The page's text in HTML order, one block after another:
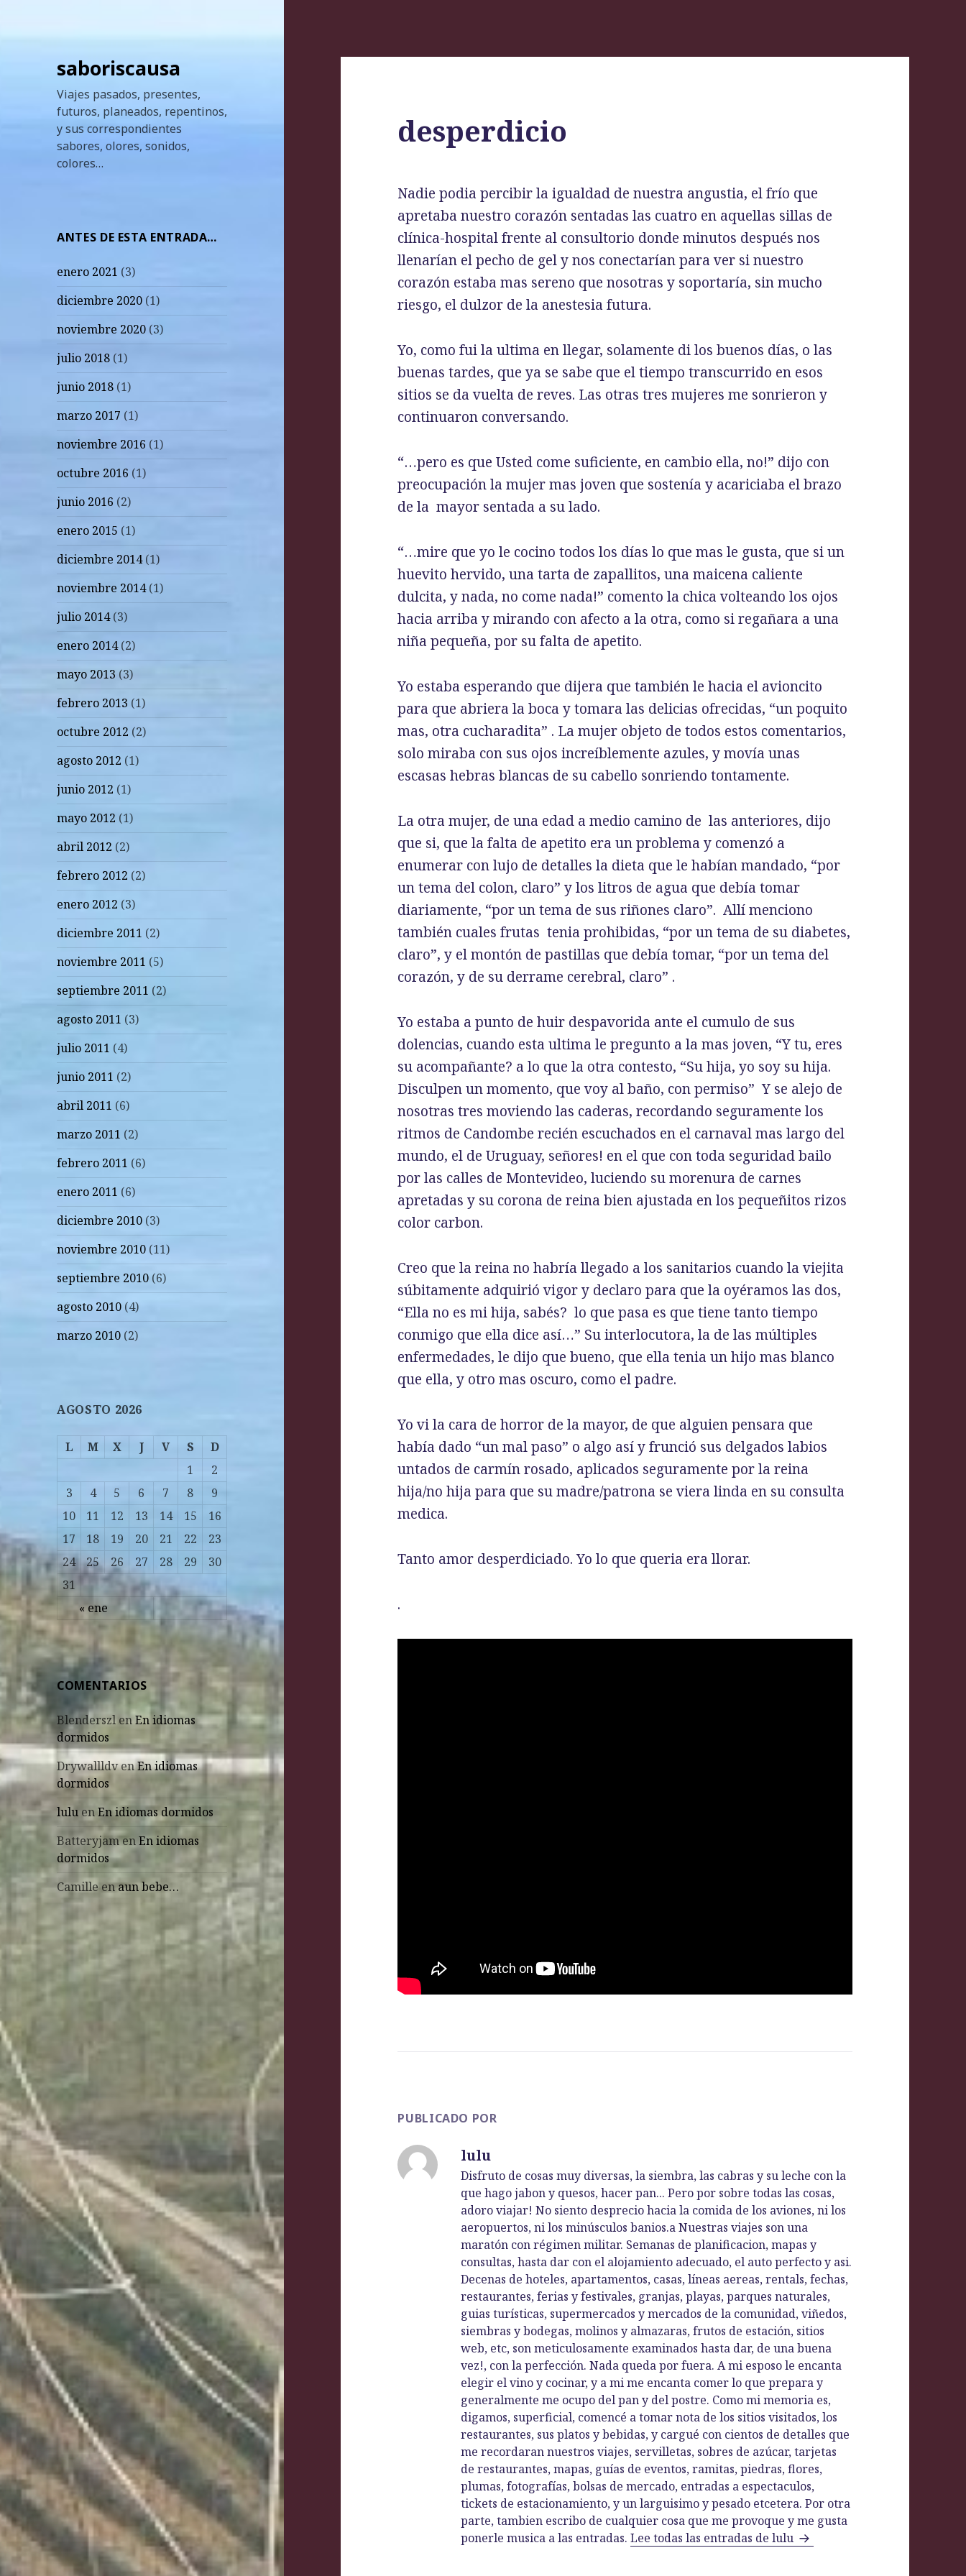
saboriscausa
Viajes pasados, presentes,
futuros, planeados, repentinos,
y sus correspondientes
sabores, olores, sonidos,
colores…
ANTES DE ESTA ENTRADA…
enero 2021 (3)
diciembre 2020 (1)
noviembre 2020 (3)
julio 2018 (1)
junio 2018 (1)
marzo 2017 (1)
noviembre 2016 (1)
octubre 2016 (1)
junio 2016 (2)
enero 2015 (1)
diciembre 2014(1)
noviembre 2014(1)
julio 2014(3)
enero 2014(2)
mayo 2013 (3)
febrero 2013 (1)
octubre 2012 (2)
agosto 2012 (1)
junio 2012 (1)
mayo 2012 (1)
abril 2012 (2)
febrero 2012 (2)
enero 2012 (3)
diciembre 2011 (2)
noviembre 2011 (5)
septiembre 2011 (2)
agosto 2011 (3)
julio 2011 (4)
junio 2011 (2)
abril 2011 (6)
marzo 2011 (2)
febrero 2011 (6)
enero 2011 (6)
diciembre 2010 (3)
noviembre 2010 (11)
septiembre 2010 (6)
agosto 2010 (4)
marzo 2010 (2)
AGOSTO 2026
L M X J V S D
« ene
1
2
3
4 5 6 7 8
9
10
11 12 13 14 15
16
17
18 19 20 21 22
23
24
25 26 27 28 29
30
31
COMENTARIOS
Blenderszl enEn idiomas
dormidos
DrywallldvenEn idiomas
dormidos
lulu enEn idiomas dormidos
BatteryjamenEn idiomas
dormidos
Camilleenaun bebe…
desperdicio
Nadie podia percibir la igualdad de nuestra angustia, el frío que
apretaba nuestro corazón sentadas las cuatro en aquellas sillas de
clínica-hospital frente al consultorio donde minutos después nos
llenarían el pecho de gel y nos conectarían para ver si nuestro
corazón estaba mas sereno que nosotras y soportaría, sin mucho
riesgo, el dulzor de la anestesia futura.
Yo, como fui la ultima en llegar, solamente di los buenos días, o las
buenas tardes, que ya se sabe que el tiempo transcurrido en esos
sitios se da vuelta de reves. Las otras tres mujeres me sonrieron y
continuaron conversando.
“…pero es que Usted come suficiente, en cambio ella, no!” dijo con
preocupación la mujer mas joven que sostenía y acariciaba el brazo
de la mayor sentada a su lado.
“…mire que yo le cocino todos los días lo que mas le gusta, que si un
huevito hervido, una tarta de zapallitos, una maicena caliente
dulcita, y nada, no come nada!” comento la chica volteando los ojos
hacia arriba y mirando con afecto a la otra, como si regañara a una
niña pequeña, por su falta de apetito.
Yo estaba esperando que dijera que también le hacia el avioncito
para que abriera la boca y tomara las delicias ofrecidas, “un poquito
mas, otra cucharadita” . La mujer objeto de todos estos comentarios,
solo miraba con sus ojos increíblemente azules, y movía unas
escasas hebras blancas de su cabello sonriendo tontamente.
La otra mujer, de una edad a medio camino de las anteriores, dijo
que si, que la falta de apetito era un problema y comenzó a
enumerar con lujo de detalles la dieta que le habían mandado, “por
un tema del colon, claro” y los litros de agua que debía tomar
diariamente, “por un tema de sus riñones claro”. Allí menciono
también cuales frutas tenia prohibidas, “por un tema de su diabetes,
claro”, y el montón de pastillas que debía tomar, “por un tema del
corazón, y de su derrame cerebral, claro” .
Yo estaba a punto de huir despavorida ante el cumulo de sus
dolencias, cuando esta ultima le pregunto a la mas joven, “Y tu, eres
su acompañante? a lo que la otra contesto, “Su hija, yo soy su hija.
Disculpen un momento, que voy al baño, con permiso” Y se alejo de
nosotras tres moviendo las caderas, recordando seguramente los
ritmos de Candombe recién escuchados en el carnaval mas largo del
mundo, el de Uruguay, señores! en el que con toda seguridad bailo
por las calles de Montevideo, luciendo su morenura de carnes
apretadas y su corona de reina bien ajustada en los pequeñitos rizos
color carbon.
Creo que la reina no habría llegado a los sanitarios cuando la viejita
súbitamente adquirió vigor y declaro para que la oyéramos las dos,
“Ella no es mi hija, sabés? lo que pasa es que tiene tanto tiempo
conmigo que ella dice así…” Su interlocutora, la de las múltiples
enfermedades, le dijo que bueno, que ella tenia un hijo mas blanco
que ella, y otro mas oscuro, como el padre.
Yo vi la cara de horror de la mayor, de que alguien pensara que
había dado “un mal paso” o algo así y frunció sus delgados labios
untados de carmín rosado, aplicados seguramente por la reina
hija/no hija para que su madre/patrona se viera linda en su consulta
medica.
Tanto amor desperdiciado. Yo lo que queria era llorar.
.
PUBLICADO POR
lulu
Disfruto de cosas muy diversas, la siembra, las cabras y su leche con la
que hago jabon y quesos, hacer pan... Pero por sobre todas las cosas,
adoro viajar! No siento desprecio hacia la comida de los aviones, ni los
aeropuertos, ni los minúsculos banios.a Nuestras viajes son una
maratón con régimen militar. Semanas de planificacion, mapas y
consultas, hasta dar con el alojamiento adecuado, el auto perfecto y asi.
Decenas de hoteles, apartamentos, casas, líneas aereas, rentals, fechas,
restaurantes, ferias y festivales, granjas, playas, parques naturales,
guias turísticas, supermercados y mercados de la comunidad, viñedos,
siembras y bodegas, molinos y almazaras, frutos de estación, sitios
web, etc, son meticulosamente examinados hasta dar, de una buena
vez!, con la perfección. Nada queda por fuera. A mi esposo le encanta
elegir el vino y cocinar, y a mi me encanta comer lo que prepara y
generalmente me ocupo del pan y del postre. Como mi memoria es,
digamos, superficial, comencé a tomar nota de los sitios visitados, los
restaurantes, sus platos y bebidas, y cargué con cientos de detalles que
me recordaran nuestros viajes, servilletas, sobres de azúcar, tarjetas
de restaurantes, mapas, guías de eventos, ramitas, piedras, flores,
plumas, fotografías, bolsas de mercado, entradas a espectaculos,
tickets de estacionamiento, y un larguisimo y pesado etcetera. Por otra
parte, tambien escribo de cualquier cosa que me provoque y me gusta
ponerle musica a las entradas.Lee todas las entradas de lulu